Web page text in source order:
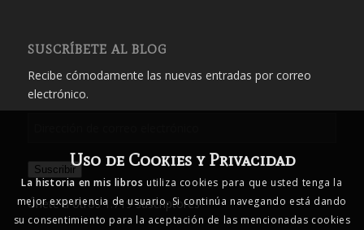
SUSCRÍBETE AL BLOG
Recibe cómodamente las nuevas entradas por correo
electrónico.
correo
electrónico
Suscribir
Únete a otros 1.719 suscriptores
Uso de Cookies y Privacidad
La historia en mis libros utiliza cookies para que usted tenga la
mejor experiencia de usuario. Si continúa navegando está dando
su consentimiento para la aceptación de las mencionadas cookies